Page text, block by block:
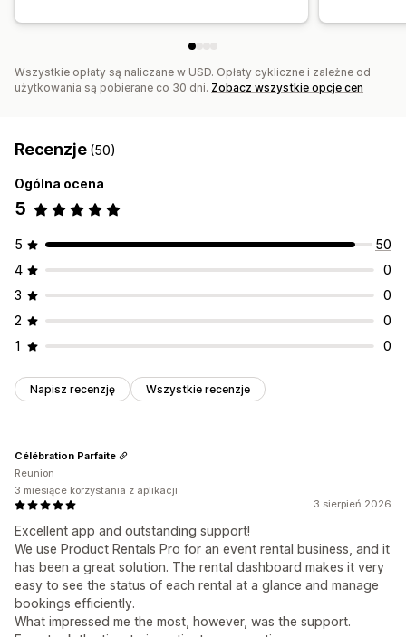
Wszystkie opłaty są naliczane w USD. Opłaty cykliczne i zależne od
użytkowania są pobierane co 30 dni. Zobacz wszystkie opcje cen
Recenzje (50)
Ogólna ocena
5
5
50
4
0
3
0
2
0
1
0
Napisz recenzję Wszystkie recenzje
3 sierpień 2026
Excellent app and outstanding support!
We use Product Rentals Pro for an event rental business, and it
has been a great solution. The rental dashboard makes it very
easy to see the status of each rental at a glance and manage
bookings efficiently.
What impressed me the most, however, was the support.
Célébration Parfaite
Reunion
3 miesiące korzystania z aplikacji